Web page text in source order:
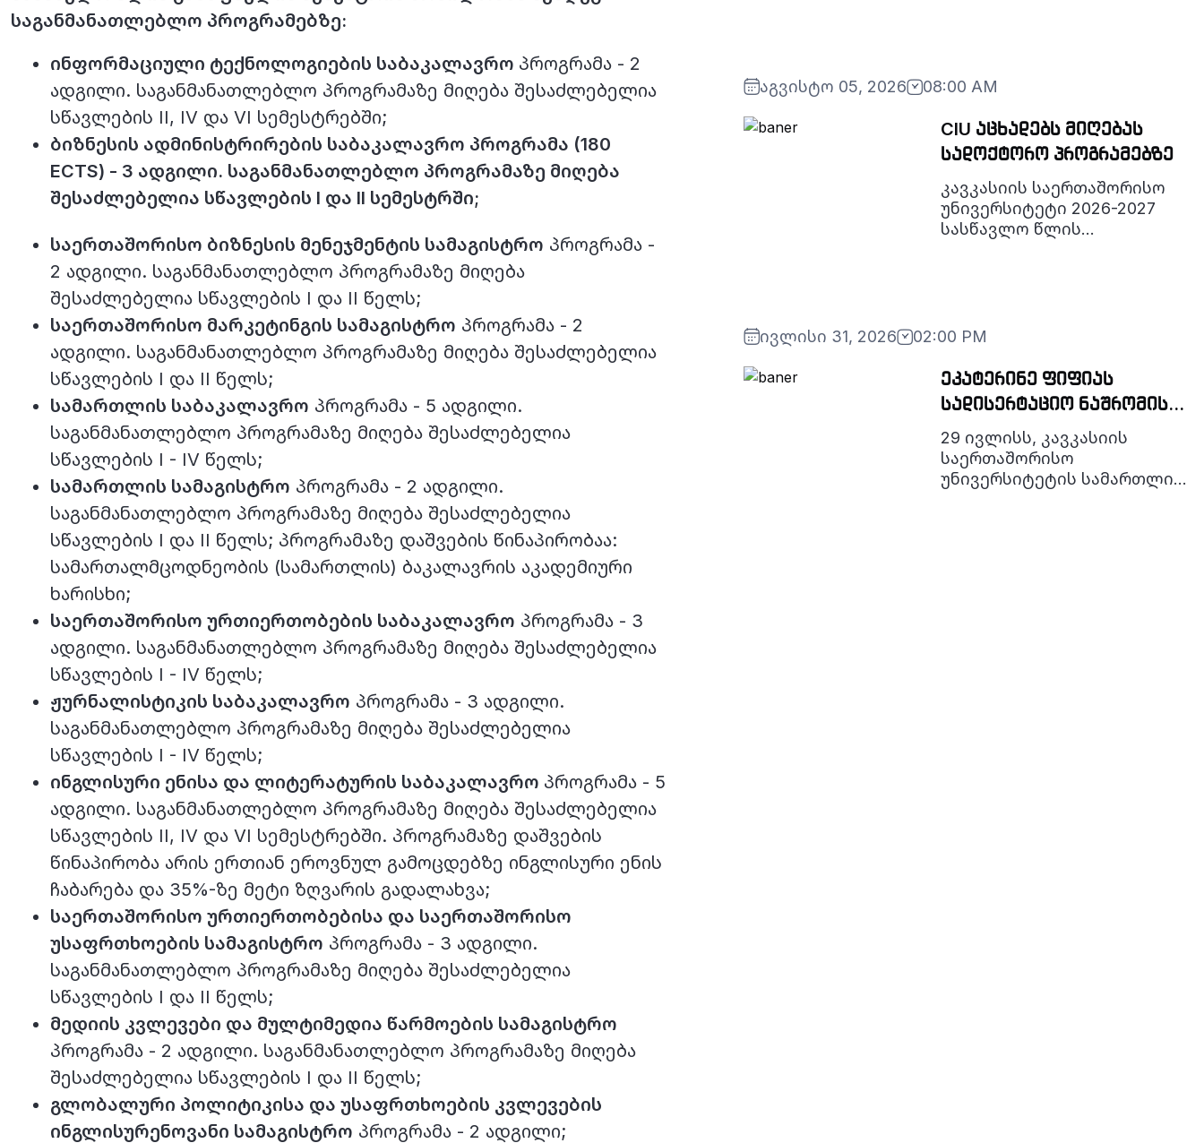
ᲩᲕᲔᲜ ᲕᲥᲛᲜᲘᲗ ᲗᲥᲕᲔᲜᲡ ᲛᲝᲛᲐᲕᲐᲚᲡ!
ᲛᲘᲛᲐᲠᲗᲔᲗ CIU-Ს
სახელი გვარი
TEMPUS-ის დასრულებული პროექტები K1: ინდივიდების სასწავლო მობილობა
საგანმანათლებლო პროგრამებზე:
ინფორმაციული ტექნოლოგიების საბაკალავრო პროგრამა - 2
ადგილი. საგანმანათლებლო პროგრამაზე მიღება შესაძლებელია
სწავლების II, IV და VI სემესტრებში;
ბიზნესის ადმინისტრირების საბაკალავრო პროგრამა (180
ECTS) - 3 ადგილი. საგანმანათლებლო პროგრამაზე მიღება
შესაძლებელია სწავლების I და II სემესტრში;
საერთაშორისო ბიზნესის მენეჯმენტის სამაგისტრო პროგრამა -
2 ადგილი. საგანმანათლებლო პროგრამაზე მიღება
შესაძლებელია სწავლების I და II წელს;
საერთაშორისო მარკეტინგის სამაგისტრო პროგრამა - 2
ადგილი. საგანმანათლებლო პროგრამაზე მიღება შესაძლებელია
სწავლების I და II წელს;
სამართლის საბაკალავრო პროგრამა - 5 ადგილი.
საგანმანათლებლო პროგრამაზე მიღება შესაძლებელია
სწავლების I - IV წელს;
სამართლის სამაგისტრო პროგრამა - 2 ადგილი.
საგანმანათლებლო პროგრამაზე მიღება შესაძლებელია
სწავლების I და II წელს; პროგრამაზე დაშვების წინაპირობაა:
სამართალმცოდნეობის (სამართლის) ბაკალავრის აკადემიური
ხარისხი;
საერთაშორისო ურთიერთობების საბაკალავრო პროგრამა - 3
ადგილი. საგანმანათლებლო პროგრამაზე მიღება შესაძლებელია
სწავლების I - IV წელს;
ჟურნალისტიკის საბაკალავრო პროგრამა - 3 ადგილი.
საგანმანათლებლო პროგრამაზე მიღება შესაძლებელია
სწავლების I - IV წელს;
ინგლისური ენისა და ლიტერატურის საბაკალავრო პროგრამა - 5
ადგილი. საგანმანათლებლო პროგრამაზე მიღება შესაძლებელია
სწავლების II, IV და VI სემესტრებში. პროგრამაზე დაშვების
წინაპირობა არის ერთიან ეროვნულ გამოცდებზე ინგლისური ენის
ჩაბარება და 35%-ზე მეტი ზღვარის გადალახვა;
საერთაშორისო ურთიერთობებისა და საერთაშორისო
უსაფრთხოების სამაგისტრო პროგრამა - 3 ადგილი.
საგანმანათლებლო პროგრამაზე მიღება შესაძლებელია
სწავლების I და II წელს;
მედიის კვლევები და მულტიმედია წარმოების სამაგისტრო
პროგრამა - 2 ადგილი. საგანმანათლებლო პროგრამაზე მიღება
შესაძლებელია სწავლების I და II წელს;
გლობალური პოლიტიკისა და უსაფრთხოების კვლევების
ინგლისურენოვანი სამაგისტრო პროგრამა - 2 ადგილი;
ერთობლივი მე-10
კონფერენცია -
„ინოვაციების,
ტექნოლოგიებისა და
მდგრადობის გზით
აღმავალი ბაზრების
პოტენციალის წარმოჩენა“
აგვისტო 05, 2026 08:00 AM
CIU აცხადებს მიღებას
სადოქტორო პროგრამებზე
კავკასიის საერთაშორისო
უნივერსიტეტი 2026-2027
სასწავლო წლის
ივლისი 31, 2026 02:00 PM
ეკატერინე ფიფიას
სადისერტაციო ნაშრომის
დაცვა
29 ივლისს, კავკასიის
საერთაშორისო
უნივერსიტეტის სამართლის